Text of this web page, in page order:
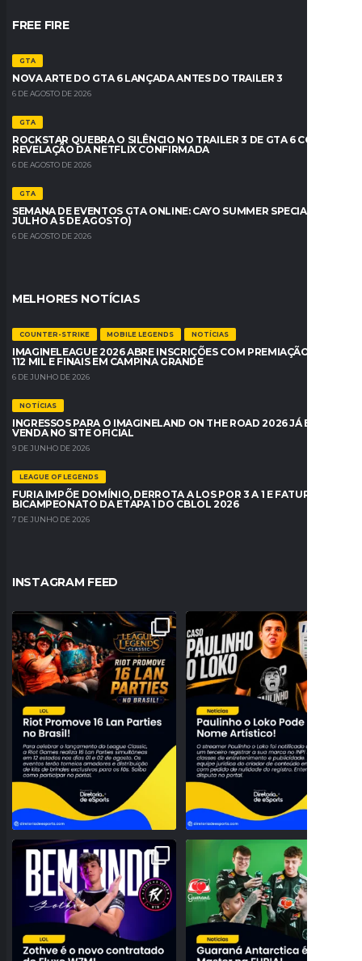
FREE FIRE
GTA
NOVA ARTE DO GTA 6 LANÇADA ANTES DO TRAILER 3
6 DE AGOSTO DE 2026
GTA
ROCKSTAR QUEBRA O SILÊNCIO NO TRAILER 3 DE GTA 6 COM
REVELAÇÃO DA NETFLIX CONFIRMADA
6 DE AGOSTO DE 2026
GTA
SEMANA DE EVENTOS GTA ONLINE: CAYO SUMMER SPECIAL (30 DE
JULHO A 5 DE AGOSTO)
6 DE AGOSTO DE 2026
MELHORES NOTÍCIAS
COUNTER-STRIKE MOBILE LEGENDS NOTÍCIAS
IMAGINELEAGUE 2026 ABRE INSCRIÇÕES COM PREMIAÇÃO DE R$
112 MIL E FINAIS EM CAMPINA GRANDE
6 DE JUNHO DE 2026
NOTÍCIAS
INGRESSOS PARA O IMAGINELAND ON THE ROAD 2026 JÁ ESTÃO À
VENDA NO SITE OFICIAL
9 DE JUNHO DE 2026
LEAGUE OF LEGENDS
FURIA IMPÕE DOMÍNIO, DERROTA A LOS POR 3 A 1 E FATURA O
BICAMPEONATO DA ETAPA 1 DO CBLOL 2026
7 DE JUNHO DE 2026
INSTAGRAM FEED
A NOSTALGIA VAI DOMINAR O BRASIL!
RIOT ANUNCIA 16...
26 0
PROBLEMAS NO REGISTRO! PAULINHO
O LOKO PODE PERDER
157
NOVO TOPO NO RIFT! FLUXO W7M
ANUNCIA A CHEGADA DE
95 3
O BRASIL DOMINANDO O SERVIDOR!
GUARANÁ ANTARCTICA
42 0